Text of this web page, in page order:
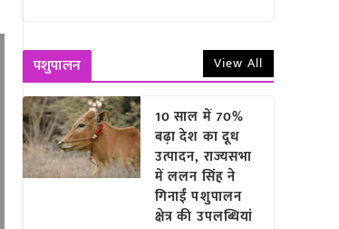
पशुपालन View All
10 साल में 70%
बढ़ा देश का दूध
उत्पादन, राज्यसभा
में ललन सिंह ने
गिनाईं पशुपालन
क्षेत्र की उपलब्धियां